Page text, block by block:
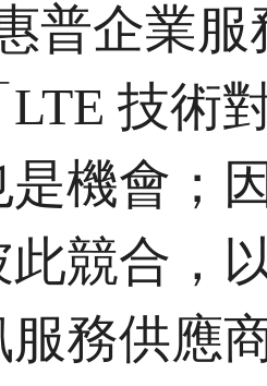
普企業
技術
機會；
競合，
務供應